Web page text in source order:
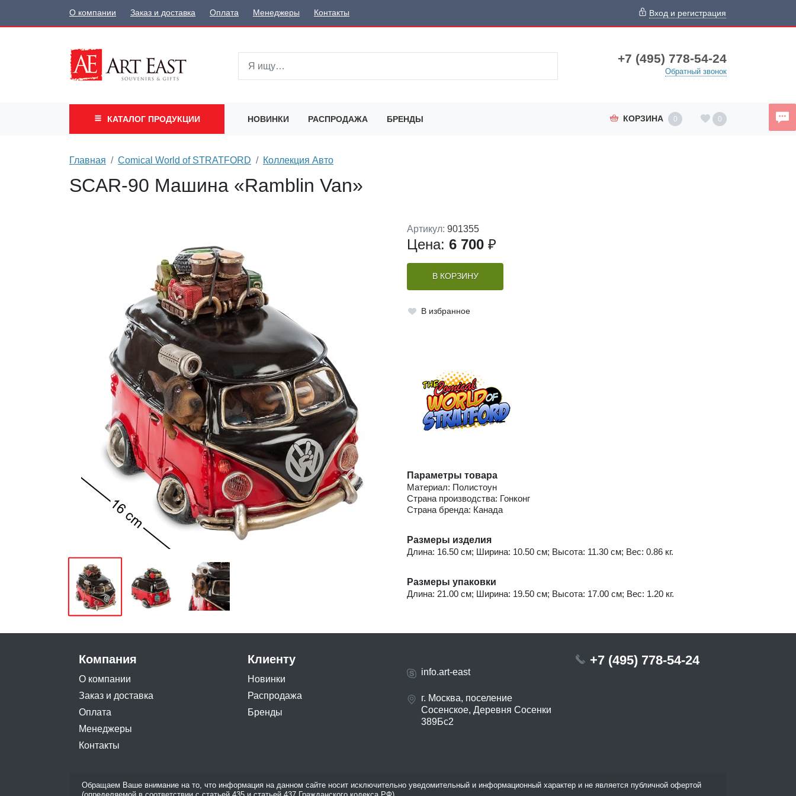
О компании Заказ и доставка Оплата Менеджеры Контакты Вход и регистрация
+7 (495) 778-54-24
Обратный звонок
КАТАЛОГ ПРОДУКЦИИ НОВИНКИ РАСПРОДАЖА БРЕНДЫ КОРЗИНА 0 0
Главная Comical World of STRATFORD Коллекция Авто
SCAR-90 Машина «Ramblin Van»
Артикул: 901355
Цена: 6 700 ₽
В КОРЗИНУ
В избранное
Параметры товара
Материал: Полистоун
Страна производства: Гонконг
Страна бренда: Канада
Размеры изделия
Длина: 16.50 см; Ширина: 10.50 см; Высота: 11.30 см; Вес: 0.86 кг.
Размеры упаковки
Длина: 21.00 см; Ширина: 19.50 см; Высота: 17.00 см; Вес: 1.20 кг.
Компания
О компании
Заказ и доставка
Оплата
Менеджеры
Контакты
Клиенту
Новинки
Распродажа
Бренды
info.art-east
г. Москва, поселение
Сосенское, Деревня Сосенки
389Бс2
+7 (495) 778-54-24
Обращаем Ваше внимание на то, что информация на данном сайте носит исключительно уведомительный и информационный характер и не является публичной офертой